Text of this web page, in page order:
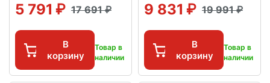
5 791 17 691
В
корзину
Товар в
наличии
9 831 19 991
В
корзину
Товар в
наличии